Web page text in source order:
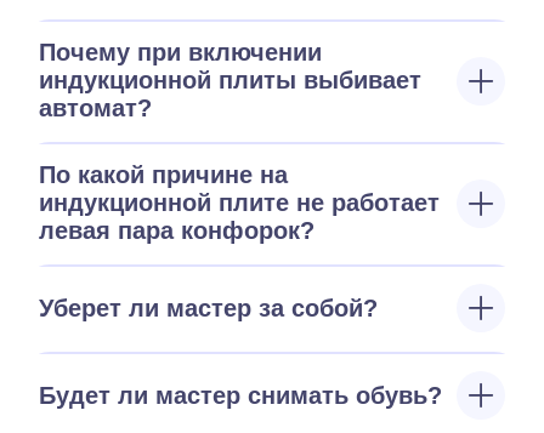
Почему при включении
индукционной плиты выбивает
автомат?
По какой причине на
индукционной плите не работает
левая пара конфорок?
Уберет ли мастер за собой?
Будет ли мастер снимать обувь?